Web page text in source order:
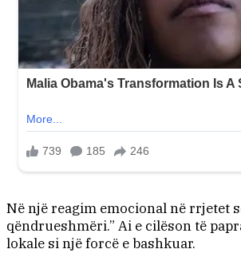
Në një reagim emocional në rrjetet
qëndrueshmëri.” Ai e cilëson të
lokale si një forcë e bashkuar.